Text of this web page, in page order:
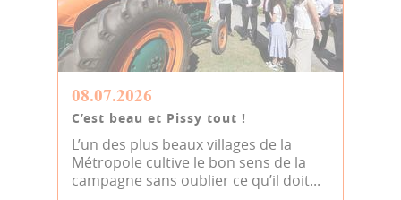
08.07.2026
C’est beau et Pissy tout !
L’un des plus beaux villages de la
Métropole cultive le bon sens de la
campagne sans oublier ce qu’il doit...